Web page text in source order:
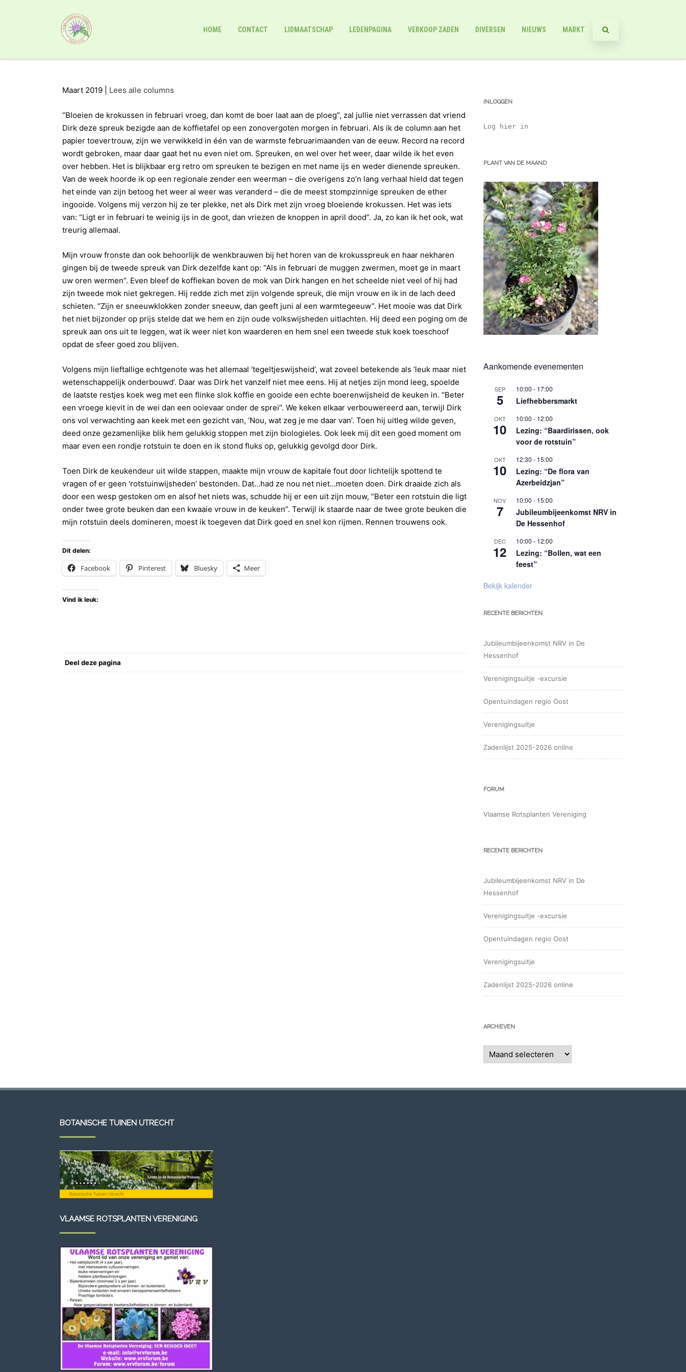
HOME CONTACT LIDMAATSCHAP LEDENPAGINA VERKOOP ZADEN DIVERSEN NIEUWS MARKT
Maart 2019 | Lees alle columns
“Bloeien de krokussen in februari vroeg, dan komt de boer laat aan de ploeg”, zal jullie niet verrassen dat vriend
Dirk deze spreuk bezigde aan de koffietafel op een zonovergoten morgen in februari. Als ik de column aan het
papier toevertrouw, zijn we verwikkeld in één van de warmste februarimaanden van de eeuw. Record na record
wordt gebroken, maar daar gaat het nu even niet om. Spreuken, en wel over het weer, daar wilde ik het even
over hebben. Het is blijkbaar erg retro om spreuken te bezigen en met name ijs en weder dienende spreuken.
Van de week hoorde ik op een regionale zender een weerman – die overigens zo’n lang verhaal hield dat tegen
het einde van zijn betoog het weer al weer was veranderd – die de meest stompzinnige spreuken de ether
ingooide. Volgens mij verzon hij ze ter plekke, net als Dirk met zijn vroeg bloeiende krokussen. Het was iets
van: “Ligt er in februari te weinig ijs in de goot, dan vriezen de knoppen in april dood”. Ja, zo kan ik het ook, wat
treurig allemaal.
Mijn vrouw fronste dan ook behoorlijk de wenkbrauwen bij het horen van de krokusspreuk en haar nekharen
gingen bij de tweede spreuk van Dirk dezelfde kant op: “Als in februari de muggen zwermen, moet ge in maart
uw oren wermen”. Even bleef de koffiekan boven de mok van Dirk hangen en het scheelde niet veel of hij had
zijn tweede mok niet gekregen. Hij redde zich met zijn volgende spreuk, die mijn vrouw en ik in de lach deed
schieten. “Zijn er sneeuwklokken zonder sneeuw, dan geeft juni al een warmtegeeuw”. Het mooie was dat Dirk
het niet bijzonder op prijs stelde dat we hem en zijn oude volkswijsheden uitlachten. Hij deed een poging om de
spreuk aan ons uit te leggen, wat ik weer niet kon waarderen en hem snel een tweede stuk koek toeschoof
opdat de sfeer goed zou blijven.
Volgens mijn lieftallige echtgenote was het allemaal ‘tegeltjeswijsheid’, wat zoveel betekende als ‘leuk maar niet
wetenschappelijk onderbouwd’. Daar was Dirk het vanzelf niet mee eens. Hij at netjes zijn mond leeg, spoelde
de laatste restjes koek weg met een flinke slok koffie en gooide een echte boerenwijsheid de keuken in. “Beter
een vroege kievit in de wei dan een ooievaar onder de sprei”. We keken elkaar verbouwereerd aan, terwijl Dirk
ons vol verwachting aan keek met een gezicht van, ‘Nou, wat zeg je me daar van’. Toen hij uitleg wilde geven,
deed onze gezamenlijke blik hem gelukkig stoppen met zijn biologieles. Ook leek mij dit een goed moment om
maar even een rondje rotstuin te doen en ik stond fluks op, gelukkig gevolgd door Dirk.
Toen Dirk de keukendeur uit wilde stappen, maakte mijn vrouw de kapitale fout door lichtelijk spottend te
vragen of er geen ‘rotstuinwijsheden’ bestonden. Dat…had ze nou net niet…moeten doen. Dirk draaide zich als
door een wesp gestoken om en alsof het niets was, schudde hij er een uit zijn mouw, “Beter een rotstuin die ligt
onder twee grote beuken dan een kwaaie vrouw in de keuken”. Terwijl ik staarde naar de twee grote beuken die
mijn rotstuin deels domineren, moest ik toegeven dat Dirk goed en snel kon rijmen. Rennen trouwens ook.
Dit delen:
Facebook Pinterest Bluesky Meer
Vind ik leuk:
Deel deze pagina
INLOGGEN
Log hier in
PLANT VAN DE MAAND
Aankomende evenementen
SEP
5
10:00 - 17:00
Liefhebbersmarkt
OKT
10
10:00 - 12:00
Lezing: “Baardirissen, ook
voor de rotstuin”
OKT
10
12:30 - 15:00
Lezing: “De flora van
Azerbeidzjan”
NOV
7
10:00 - 15:00
Jubileumbijeenkomst NRV in
De Hessenhof
DEC
12
10:00 - 12:00
Lezing: “Bollen, wat een
feest”
Bekijk kalender
RECENTE BERICHTEN
Jubileumbijeenkomst NRV in De
Hessenhof
Verenigingsuitje -excursie
Opentuindagen regio Oost
Verenigingsuitje
Zadenlijst 2025-2026 online
FORUM
Vlaamse Rotsplanten Vereniging
RECENTE BERICHTEN
Jubileumbijeenkomst NRV in De
Hessenhof
Verenigingsuitje -excursie
Opentuindagen regio Oost
Verenigingsuitje
Zadenlijst 2025-2026 online
ARCHIEVEN
Archieven
BOTANISCHE TUINEN UTRECHT
VLAAMSE ROTSPLANTEN VERENIGING